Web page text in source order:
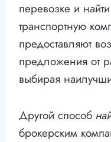
перевозке и
транспортную
предоставляют
предложения от
выбирая
Другой способ
брокерским